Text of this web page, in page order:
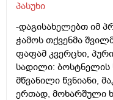
პასუხი
-დაგისახელებთ იმ
ჭამოს თქვენმა
ფაფამ კვერცხი,
სადილი:
მწვანილი წვნიანი,
ერთად, მოხარშული